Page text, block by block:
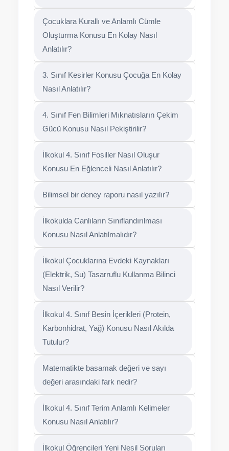
Çocuklara Kurallı ve Anlamlı Cümle
Oluşturma Konusu En Kolay Nasıl
Anlatılır?
3. Sınıf Kesirler Konusu Çocuğa En Kolay
Nasıl Anlatılır?
4. Sınıf Fen Bilimleri Mıknatısların Çekim
Gücü Konusu Nasıl Pekiştirilir?
İlkokul 4. Sınıf Fosiller Nasıl Oluşur
Konusu En Eğlenceli Nasıl Anlatılır?
Bilimsel bir deney raporu nasıl yazılır?
İlkokulda Canlıların Sınıflandırılması
Konusu Nasıl Anlatılmalıdır?
İlkokul Çocuklarına Evdeki Kaynakları
(Elektrik, Su) Tasarruflu Kullanma Bilinci
Nasıl Verilir?
İlkokul 4. Sınıf Besin İçerikleri (Protein,
Karbonhidrat, Yağ) Konusu Nasıl Akılda
Tutulur?
Matematikte basamak değeri ve sayı
değeri arasındaki fark nedir?
İlkokul 4. Sınıf Terim Anlamlı Kelimeler
Konusu Nasıl Anlatılır?
İlkokul Öğrencileri Yeni Nesil Soruları